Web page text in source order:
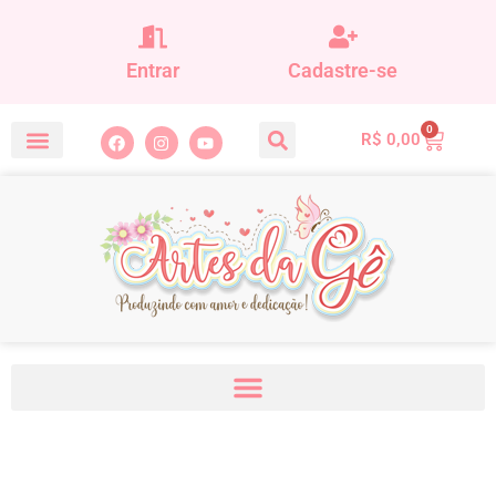
Entrar Cadastre-se
R$ 0,00
0